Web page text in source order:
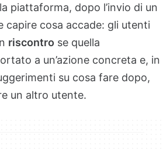
piattaforma, dopo l’invio di un
capire cosa accade: gli utenti
riscontro se quella
a un’azione concreta e, in
su cosa fare dopo,
un altro utente.